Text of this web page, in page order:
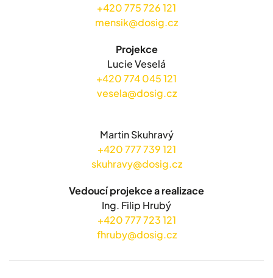
+420 775 726 121
mensik@dosig.cz
Projekce
Lucie Veselá
+420 774 045 121
vesela@dosig.cz
Martin Skuhravý
+420 777 739 121
skuhravy@dosig.cz
Vedoucí projekce a realizace
Ing. Filip Hrubý
+420 777 723 121
fhruby@dosig.cz